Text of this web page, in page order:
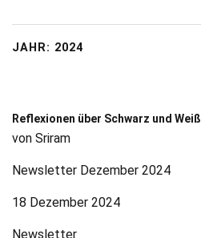
JAHR: 2024
Reflexionen über Schwarz und Weiß
von Sriram
Newsletter Dezember 2024
18 Dezember 2024
Newsletter